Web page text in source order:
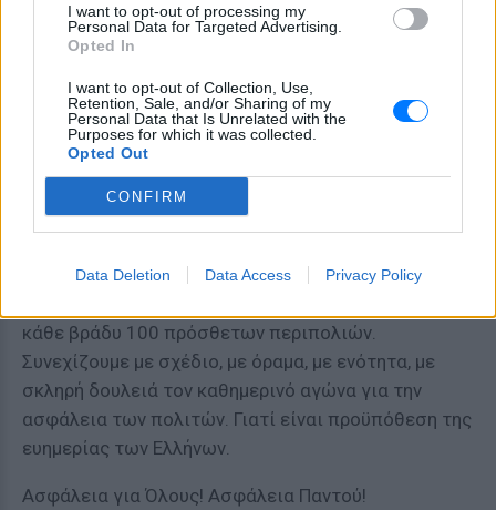
I want to opt-out of processing my
Personal Data for Targeted Advertising.
Opted In
I want to opt-out of Collection, Use,
Retention, Sale, and/or Sharing of my
Personal Data that Is Unrelated with the
Purposes for which it was collected.
Opted Out
CONFIRM
Data Deletion Data Access Privacy Policy
όφελος της κοινωνίας. Μικροκομματικές επιθέσεις
και αβάσιμοι αφορισμοί σε βάρος της Ελληνικής
συντριπτική πλειονότητα των πολιτών. Στηρίζουμε
με όλες μας τις δυνάμεις και είμαστε δίπλα στον
Έλληνα αστυνομικό, πάντα στο πλαίσιο της
νομιμότητας, γιατί η πολύ δύσκολη δουλειά που
κάνει αποτελεί πολύτιμη υπηρεσία προς την
αστυνομικοί ενισχύουν τα ΑΤ του Λεκανοπεδίου
κάθε βράδυ 100 πρόσθετων περιπολιών.
Συνεχίζουμε με σχέδιο, με όραμα, με ενότητα, με
σκληρή δουλειά τον καθημερινό αγώνα για την
ασφάλεια των πολιτών. Γιατί είναι προϋπόθεση της
ευημερίας των Ελλήνων.
Ασφάλεια για Όλους! Ασφάλεια Παντού!